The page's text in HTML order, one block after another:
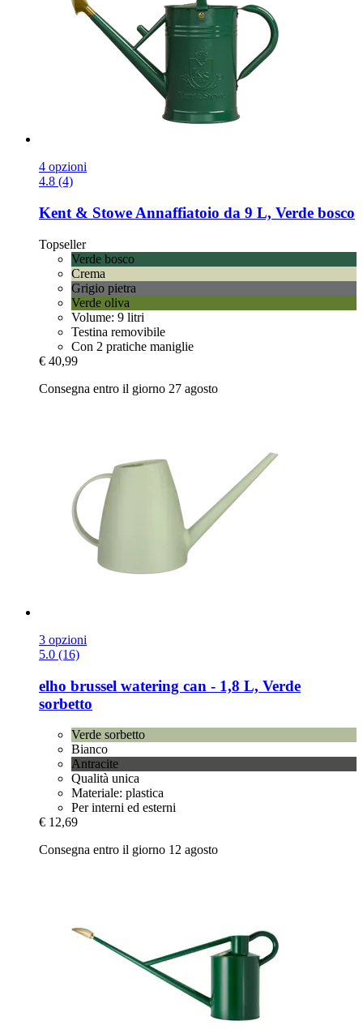
4 opzioni
4.8 (4)
Kent & Stowe Annaffiatoio da 9 L, Verde bosco
Topseller
Verde bosco
Crema
Grigio pietra
Verde oliva
Volume: 9 litri
Testina removibile
Con 2 pratiche maniglie
€ 40,99
Consegna entro il giorno 27 agosto
3 opzioni
5.0 (16)
elho brussel watering can -​ 1,8 L, Verde
sorbetto
Verde sorbetto
Bianco
Antracite
Qualità unica
Materiale: plastica
Per interni ed esterni
€ 12,69
Consegna entro il giorno 12 agosto